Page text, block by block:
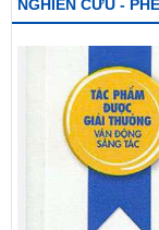
NGHIÊN CỨU -